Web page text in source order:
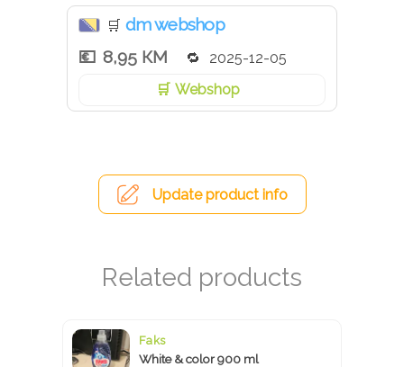
🛒 dm webshop
8,95 КМ
2025-12-05
Webshop
Update product info
Faks
White & color 900 ml